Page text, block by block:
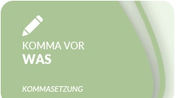
Jetzt lesen